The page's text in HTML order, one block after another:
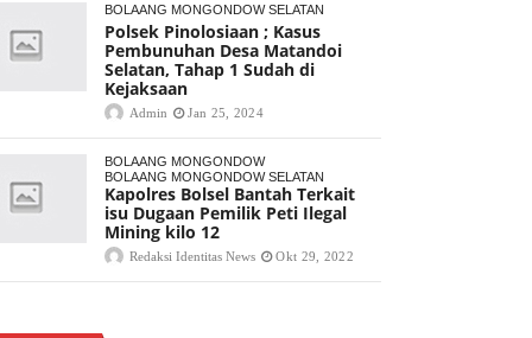
BOLAANG MONGONDOW SELATAN
Polsek Pinolosiaan ; Kasus
Pembunuhan Desa Matandoi
Selatan, Tahap 1 Sudah di
Kejaksaan
Admin Jan 25, 2024
BOLAANG MONGONDOW
BOLAANG MONGONDOW SELATAN
Kapolres Bolsel Bantah Terkait
isu Dugaan Pemilik Peti Ilegal
Mining kilo 12
Redaksi Identitas News Okt 29, 2022